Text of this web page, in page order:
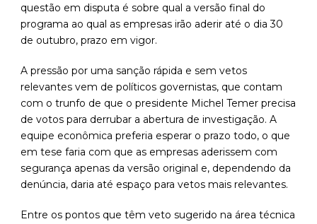
questão em disputa é sobre qual a versão final do
programa ao qual as empresas irão aderir até o dia 30
de outubro, prazo em vigor.
A pressão por uma sanção rápida e sem vetos
relevantes vem de políticos governistas, que contam
com o trunfo de que o presidente Michel Temer precisa
de votos para derrubar a abertura de investigação. A
equipe econômica preferia esperar o prazo todo, o que
em tese faria com que as empresas aderissem com
segurança apenas da versão original e, dependendo da
denúncia, daria até espaço para vetos mais relevantes.
Entre os pontos que têm veto sugerido na área técnica